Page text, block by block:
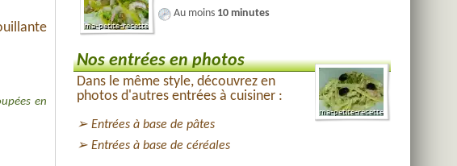
en
Au moins 10 minutes
Nos entrées en photos
Dans le même style, découvrez en
photos d'autres entrées à cuisiner :
Entrées à base de pâtes
Entrées à base de céréales